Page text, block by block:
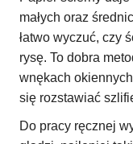
małych oraz
łatwo wyczuć, czy
rysę. To dobra
wnękach
się rozstawiać
Do pracy ręcznej